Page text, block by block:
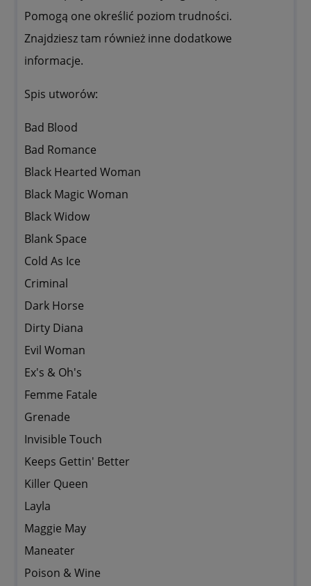
Pomogą one określić poziom trudności.
Znajdziesz tam również inne dodatkowe
informacje.
Spis utworów:
Bad Blood
Bad Romance
Black Hearted Woman
Black Magic Woman
Black Widow
Blank Space
Cold As Ice
Criminal
Dark Horse
Dirty Diana
Evil Woman
Ex's & Oh's
Femme Fatale
Grenade
Invisible Touch
Keeps Gettin' Better
Killer Queen
Layla
Maggie May
Maneater
Poison & Wine